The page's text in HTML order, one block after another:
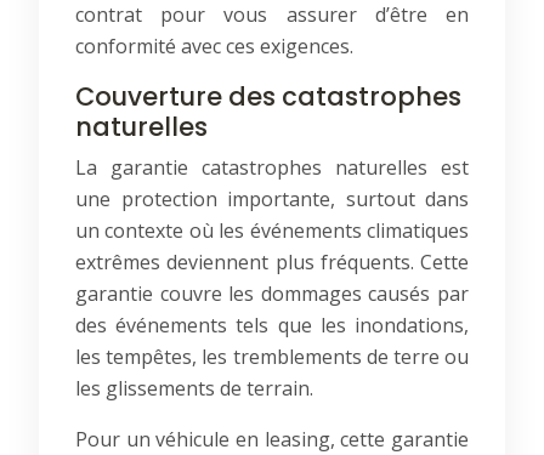
contrat pour vous assurer d’être en
conformité avec ces exigences.
Couverture des catastrophes
naturelles
La garantie catastrophes naturelles est
une protection importante, surtout dans
un contexte où les événements climatiques
extrêmes deviennent plus fréquents. Cette
garantie couvre les dommages causés par
des événements tels que les inondations,
les tempêtes, les tremblements de terre ou
les glissements de terrain.
Pour un véhicule en leasing, cette garantie